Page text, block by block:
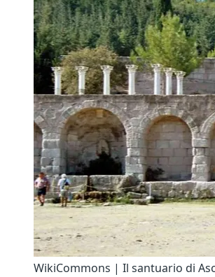
WikiCommons | Il santuario di